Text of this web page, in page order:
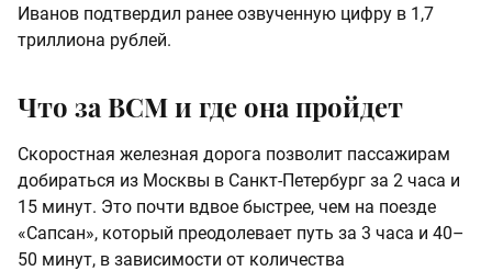
Иванов подтвердил ранее озвученную цифру в 1,7
триллиона рублей.
Что за ВСМ и где она пройдет
Скоростная железная дорога позволит пассажирам
добираться из Москвы в Санкт-Петербург за 2 часа и
15 минут. Это почти вдвое быстрее, чем на поезде
«Сапсан», который преодолевает путь за 3 часа и 40–
50 минут, в зависимости от количества